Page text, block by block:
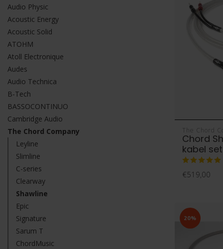
Audio Physic
Acoustic Energy
Acoustic Solid
ATOHM
Atoll Electronique
Audes
Audio Technica
B-Tech
BASSOCONTINUO
Cambridge Audio
The Chord Company
Leyline
Slimline
C-series
Clearway
Shawline
Epic
Signature
Sarum T
ChordMusic
The Chord
Chord
kabel
€519,00
20%